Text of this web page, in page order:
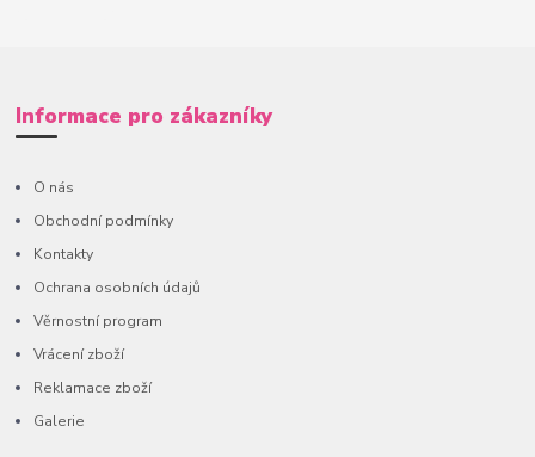
Informace pro zákazníky
O nás
Obchodní podmínky
Kontakty
Ochrana osobních údajů
Věrnostní program
Vrácení zboží
Reklamace zboží
Galerie